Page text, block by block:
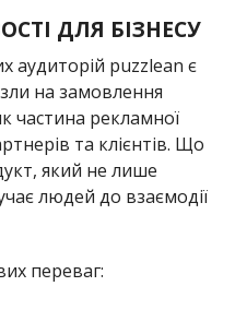
ДЛЯ БІЗНЕСУ
аудиторій puzzlean є
на замовлення
частина рекламної
та клієнтів. Що
який не лише
людей до взаємодії
переваг: